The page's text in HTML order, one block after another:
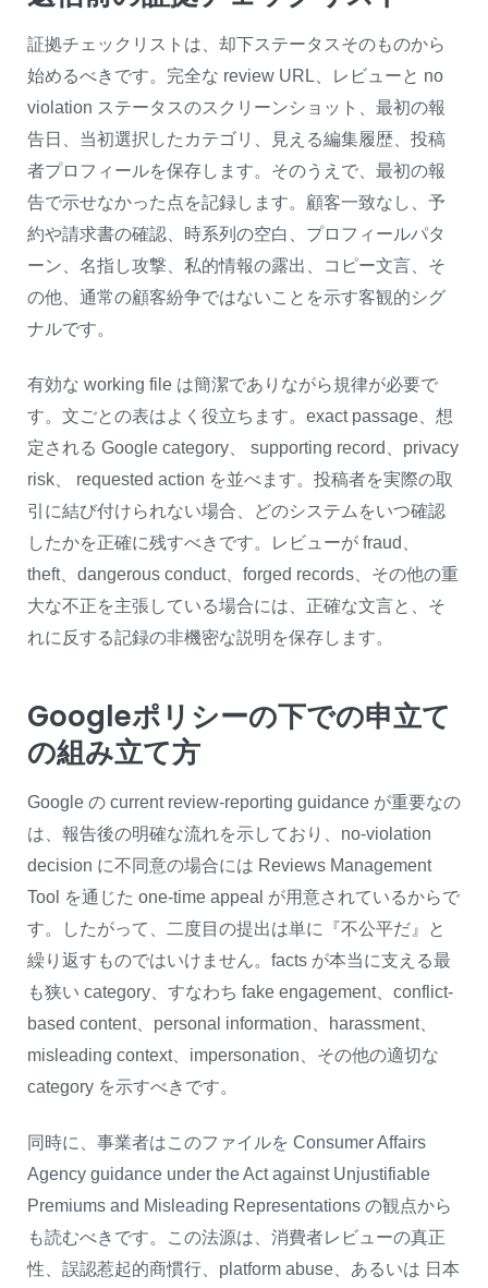
証拠チェックリストは、却下ステータスそのものから
始めるべきです。完全な review URL、レビューと no
violation ステータスのスクリーンショット、最初の報
告日、当初選択したカテゴリ、見える編集履歴、投稿
者プロフィールを保存します。そのうえで、最初の報
告で示せなかった点を記録します。顧客一致なし、予
約や請求書の確認、時系列の空白、プロフィールパタ
ーン、名指し攻撃、私的情報の露出、コピー文言、そ
の他、通常の顧客紛争ではないことを示す客観的シグ
ナルです。
有効な working file は簡潔でありながら規律が必要で
す。文ごとの表はよく役立ちます。exact passage、想
定される Google category、 supporting record、privacy
risk、 requested action を並べます。投稿者を実際の取
引に結び付けられない場合、どのシステムをいつ確認
したかを正確に残すべきです。レビューが fraud、
theft、dangerous conduct、forged records、その他の重
大な不正を主張している場合には、正確な文言と、そ
れに反する記録の非機密な説明を保存します。
Googleポリシーの下での申立て
の組み立て方
Google の current review-reporting guidance が重要なの
は、報告後の明確な流れを示しており、no-violation
decision に不同意の場合には Reviews Management
Tool を通じた one-time appeal が用意されているからで
す。したがって、二度目の提出は単に『不公平だ』と
繰り返すものではいけません。facts が本当に支える最
も狭い category、すなわち fake engagement、conflict-
based content、personal information、harassment、
misleading context、impersonation、その他の適切な
category を示すべきです。
同時に、事業者はこのファイルを Consumer Affairs
Agency guidance under the Act against Unjustifiable
Premiums and Misleading Representations の観点から
も読むべきです。この法源は、消費者レビューの真正
性、誤認惹起的商慣行、platform abuse、あるいは 日本